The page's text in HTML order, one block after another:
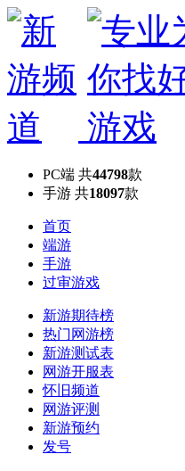
PC端 共44798款
手游 共18097款
首页
端游
手游
过审游戏
新游期待榜
热门网游榜
新游测试表
网游开服表
怀旧频道
网游评测
新游预约
发号